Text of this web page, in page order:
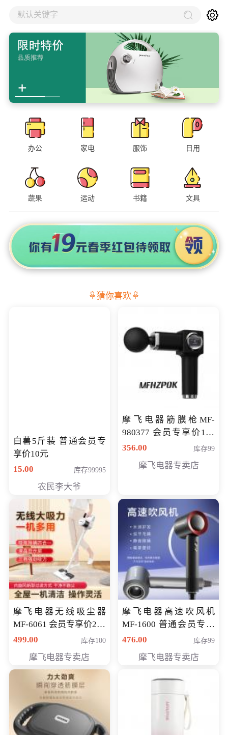
默认关键字
办公 家电 服饰 日用
蔬果 运动 书籍 文具
猜你喜欢
白薯5斤装 普通会员专
享价10元
15.00
库存99995
农民李大爷
摩飞电器筋膜枪MF-
980377 会员专享价199
元
356.00 库存99
摩飞电器专卖店
摩飞电器无线吸尘器
MF-6061 会员专享价299
元
499.00 库存100
摩飞电器专卖店
摩飞电器高速吹风机
MF-1600 普通会员专享
价298元
476.00 库存99
摩飞电器专卖店